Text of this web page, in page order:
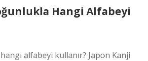
Hangi Alfabeyi
alfabeyi kullanır? Japon Kanji